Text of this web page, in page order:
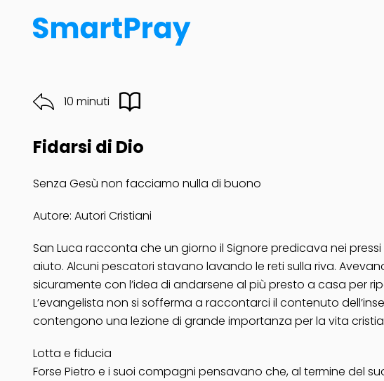
10 minuti
Fidarsi di Dio
Senza Gesù non facciamo nulla di buono
Autore: Autori Cristiani
San Luca racconta che un giorno il Signore predicava nei
aiuto. Alcuni pescatori stavano lavando le reti sulla riva.
sicuramente con l’idea di andarsene al più presto a casa per
L’evangelista non si sofferma a raccontarci il contenuto
contengono una lezione di grande importanza per la vita
Lotta e fiducia
Forse Pietro e i suoi compagni pensavano che, al termine del